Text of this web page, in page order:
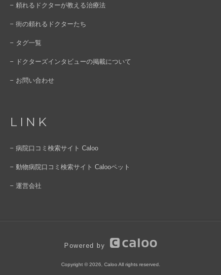
− 頼れるドクターが教える治療法
− 街の頼れるドクターたち
− タグ一覧
− ドクターズインタビューの掲載について
− お問い合わせ
LINK
− 病院口コミ検索サイト Caloo
− 動物病院口コミ検索サイト Calooペット
− 運営会社
Powered by
Copyright © 2026, Caloo All rights reserved.